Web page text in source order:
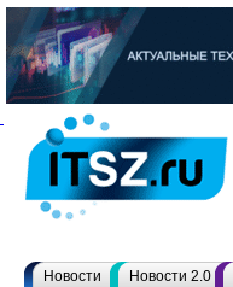
Новости Новости 2.0